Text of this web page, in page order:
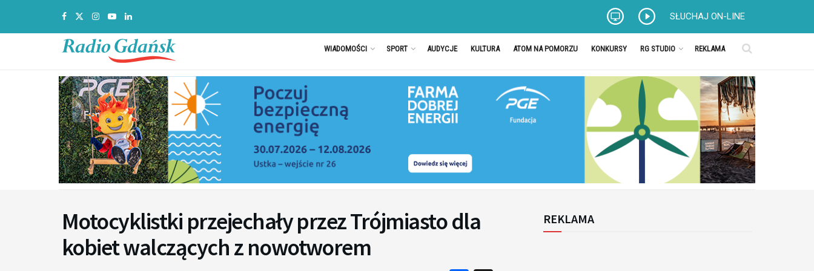
SŁUCHAJ ON-LINE
WIADOMOŚCI SPORT AUDYCJE KULTURA ATOM NA POMORZU KONKURSY RG STUDIO REKLAMA
Motocyklistki przejechały przez Trójmiasto dla
kobiet walczących z nowotworem
REKLAMA